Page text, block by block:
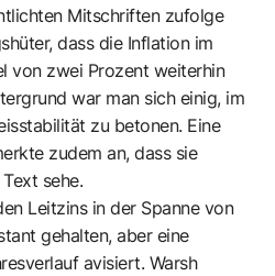
Mitschriften zufolge
dass die Inflation im
von zwei Prozent weiterhin
war man sich einig, im
zu betonen. Eine
zudem an, dass sie
sehe.
Leitzins in der Spanne von
gehalten, aber eine
avisiert. Warsh